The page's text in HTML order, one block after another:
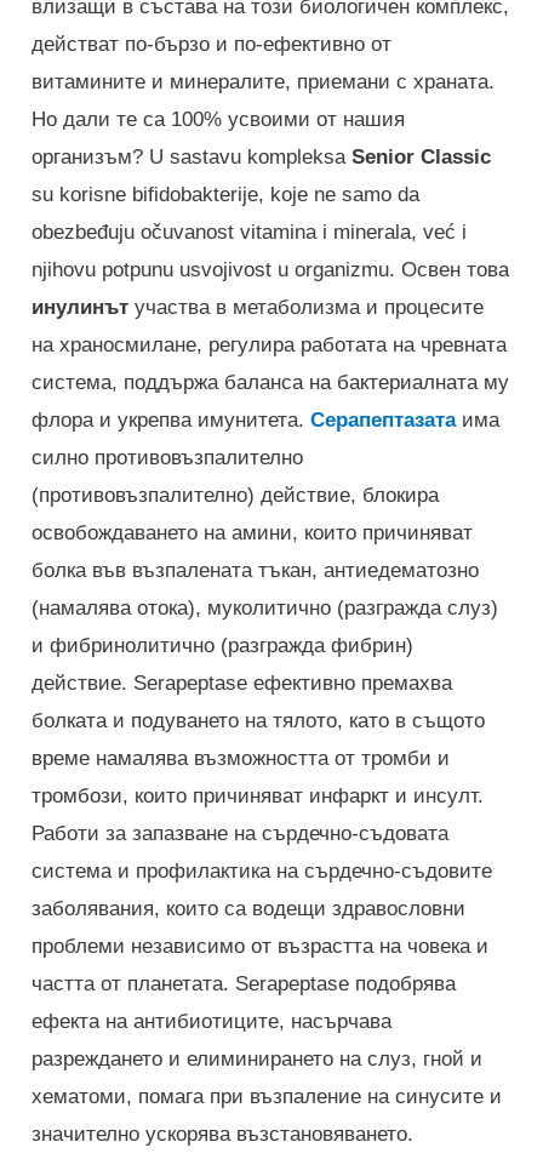
влизащи в състава на този биологичен комплекс,
действат по-бързо и по-ефективно от
витамините и минералите, приемани с храната.
Но дали те са 100% усвоими от нашия
организъм? U sastavu kompleksaSenior Classic
su korisne bifidobakterije, koje ne samo da
obezbeđuju očuvanost vitamina i minerala, već i
njihovu potpunu usvojivost u organizmu. Освен това
инулинът участва в метаболизма и процесите
на храносмилане, регулира работата на чревната
система, поддържа баланса на бактериалната му
флора и укрепва имунитета.Серапептазатаима
силно противовъзпалително
(противовъзпалително) действие, блокира
освобождаването на амини, които причиняват
болка във възпалената тъкан, антиедематозно
(намалява отока), муколитично (разгражда слуз)
и фибринолитично (разгражда фибрин)
действие. Serapeptase ефективно премахва
болката и подуването на тялото, като в същото
време намалява възможността от тромби и
тромбози, които причиняват инфаркт и инсулт.
Работи за запазване на сърдечно-съдовата
система и профилактика на сърдечно-съдовите
заболявания, които са водещи здравословни
проблеми независимо от възрастта на човека и
частта от планетата. Serapeptase подобрява
ефекта на антибиотиците, насърчава
разреждането и елиминирането на слуз, гной и
хематоми, помага при възпаление на синусите и
значително ускорява възстановяването.